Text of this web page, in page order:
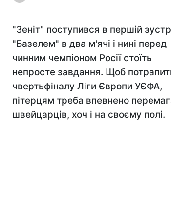
"Зеніт" поступився в першій
"Базелем" в два м'ячі і нині перед
чинним чемпіоном Росії стоїть
непросте завдання. Щоб
чвертьфіналу Ліги Європи УЄФА,
пітерцям треба впевнено
швейцарців, хоч і на своєму полі.